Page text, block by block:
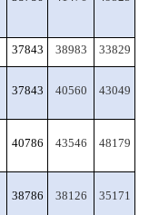
37843 38983 33829
37843 40560 43049
40786 43546 48179
38786 38126 35171